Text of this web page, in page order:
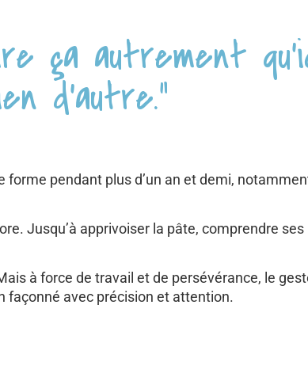
ça autrement
d’autre."
pendant plus d’un an et demi,
Jusqu’à apprivoiser la pâte, comprendre
à force de travail et de persévérance, le
façonné avec précision et attention.